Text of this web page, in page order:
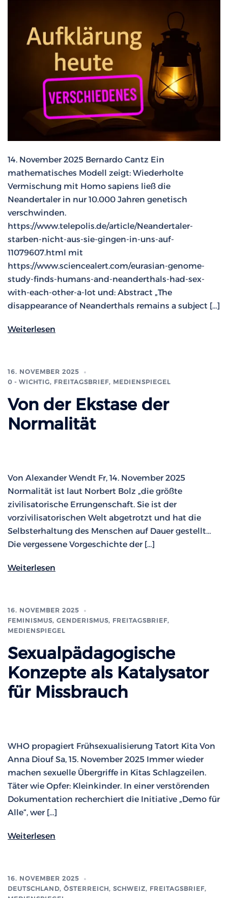
14. November 2025 Bernardo Cantz Ein
mathematisches Modell zeigt: Wiederholte
Vermischung mit Homo sapiens ließ die
Neandertaler in nur 10.000 Jahren genetisch
verschwinden.
https://www.telepolis.de/article/Neandertaler-
starben-nicht-aus-sie-gingen-in-uns-auf-
11079607.html mit
https://www.sciencealert.com/eurasian-genome-
study-finds-humans-and-neanderthals-had-sex-
with-each-other-a-lot und: Abstract „The
disappearance of Neanderthals remains a subject […]
Weiterlesen
16. NOVEMBER 2025
0 - WICHTIG, FREITAGSBRIEF, MEDIENSPIEGEL
Von der Ekstase der
Normalität
Von Alexander Wendt Fr, 14. November 2025
Normalität ist laut Norbert Bolz „die größte
zivilisatorische Errungenschaft. Sie ist der
vorzivilisatorischen Welt abgetrotzt und hat die
Selbsterhaltung des Menschen auf Dauer gestellt…
Die vergessene Vorgeschichte der […]
Weiterlesen
16. NOVEMBER 2025
FEMINISMUS, GENDERISMUS, FREITAGSBRIEF,
MEDIENSPIEGEL
Sexualpädagogische
Konzepte als Katalysator
für Missbrauch
WHO propagiert Frühsexualisierung Tatort Kita Von
Anna Diouf Sa, 15. November 2025 Immer wieder
machen sexuelle Übergriffe in Kitas Schlagzeilen.
Täter wie Opfer: Kleinkinder. In einer verstörenden
Dokumentation recherchiert die Initiative „Demo für
Alle“, wer […]
Weiterlesen
16. NOVEMBER 2025
DEUTSCHLAND, ÖSTERREICH, SCHWEIZ, FREITAGSBRIEF,